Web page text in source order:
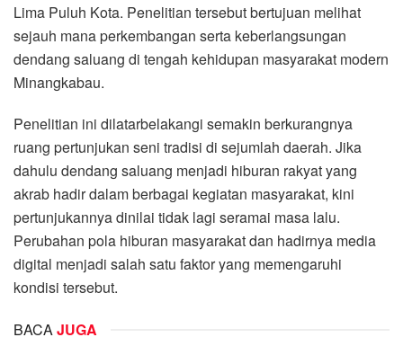
Lima Puluh Kota. Penelitian tersebut bertujuan melihat
sejauh mana perkembangan serta keberlangsungan
dendang saluang di tengah kehidupan masyarakat modern
Minangkabau.
Penelitian ini dilatarbelakangi semakin berkurangnya
ruang pertunjukan seni tradisi di sejumlah daerah. Jika
dahulu dendang saluang menjadi hiburan rakyat yang
akrab hadir dalam berbagai kegiatan masyarakat, kini
pertunjukannya dinilai tidak lagi seramai masa lalu.
Perubahan pola hiburan masyarakat dan hadirnya media
digital menjadi salah satu faktor yang memengaruhi
kondisi tersebut.
BACAJUGA